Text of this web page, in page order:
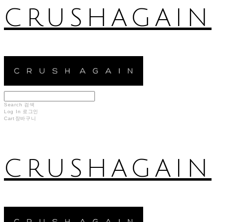
CRUSHAGAIN
Search 검색
Log In 로그인
Cart 장바구니
CRUSHAGAIN